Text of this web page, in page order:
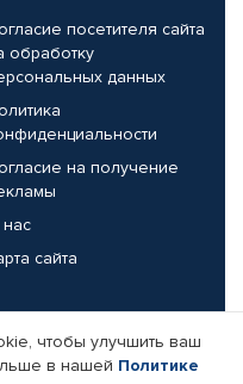
посетителя сайта
обработку
данных
на получение
сайта
чтобы улучшить ваш
в нашей Политике